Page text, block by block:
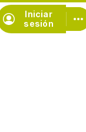
Iniciar
sesión